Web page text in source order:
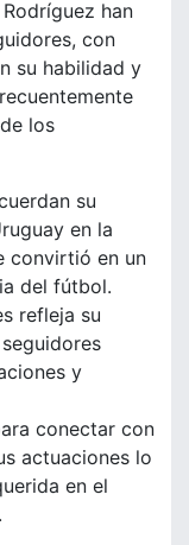
han
con
su habilidad y
los
su
en la
convirtió en un
del fútbol.
refleja su
y
conectar con
actuaciones lo
en el